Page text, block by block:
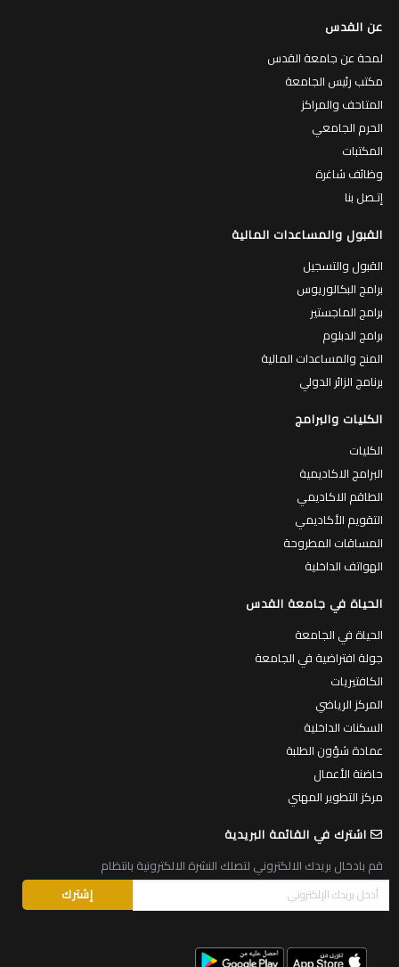
عن القدس
لمحة عن جامعة القدس
مكتب رئيس الجامعة
المتاحف والمراكز
الحرم الجامعي
المكتبات
وظائف شاغرة
إتـصل بنا
القبول والمساعدات المالية
القبول والتسجيل
برامج البكالوريوس
برامج الماجستير
برامج الدبلوم
المنح والمساعدات المالية
برنامج الزائر الدولي
الكليات والبرامج
الكليات
البرامج الاكاديمية
الطاقم الاكاديمي
التقويم الأكاديمي
المساقات المطروحة
الهواتف الداخلية
الحياة في جامعة القدس
الحياة في الجامعة
جولة افتراضية في الجامعة
الكافتيريات
المركز الرياضي
السكنات الداخلية
عمادة شؤون الطلبة
حاضنة الأعمال
مركز التطوير المهني
اشترك في القائمة البريدية
قم بادخال بريدك الالكتروني لتصلك النشرة الالكترونية بانتظام